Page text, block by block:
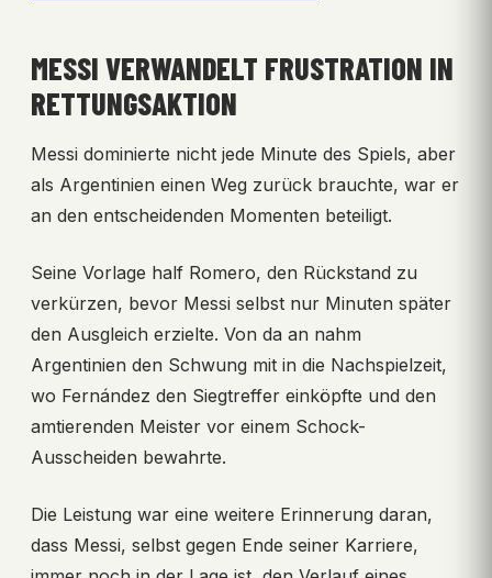
MESSI VERWANDELT FRUSTRATION IN
RETTUNGSAKTION
Messi dominierte nicht jede Minute des Spiels, aber
als Argentinien einen Weg zurück brauchte, war er
an den entscheidenden Momenten beteiligt.
Seine Vorlage half Romero, den Rückstand zu
verkürzen, bevor Messi selbst nur Minuten später
den Ausgleich erzielte. Von da an nahm
Argentinien den Schwung mit in die Nachspielzeit,
wo Fernández den Siegtreffer einköpfte und den
amtierenden Meister vor einem Schock-
Ausscheiden bewahrte.
Die Leistung war eine weitere Erinnerung daran,
dass Messi, selbst gegen Ende seiner Karriere,